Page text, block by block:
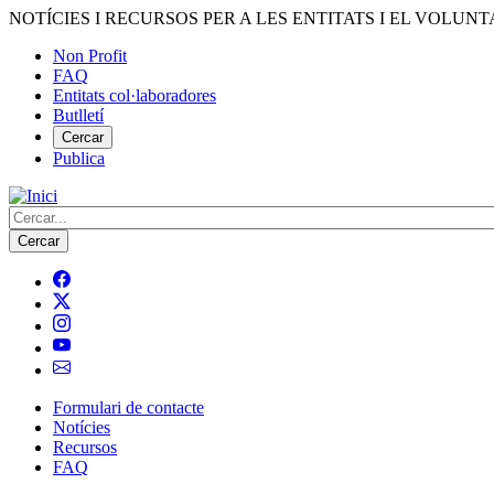
Vés
contingut
NOTÍCIES I RECURSOS PER A LES ENTITATS I EL
Menú
del
compte
d'usuari
Non Profit
FAQ
Entitats col·laboradores
Butlletí
Cercar
Publica
Cerca
Navegació
principal
Formulari de contacte
Notícies
Recursos
FAQ